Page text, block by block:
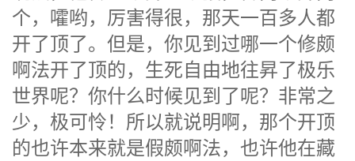
个，嚯哟，厉害得很，那天一百多人都
开了顶了。但是，你见到过哪一个修颇
啊法开了顶的，生死自由地往昇了极乐
世界呢？你什么时候见到了呢？非常之
少，极可怜！所以就说明啊，那个开顶
的也许本来就是假颇啊法，也许他在藏